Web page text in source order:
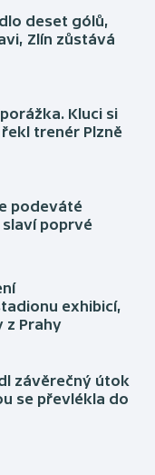
deset gólů,
Zlín zůstává
Kluci si
trenér Plzně
podeváté
poprvé
exhibicí,
z Prahy
závěrečný útok
se převlékla do